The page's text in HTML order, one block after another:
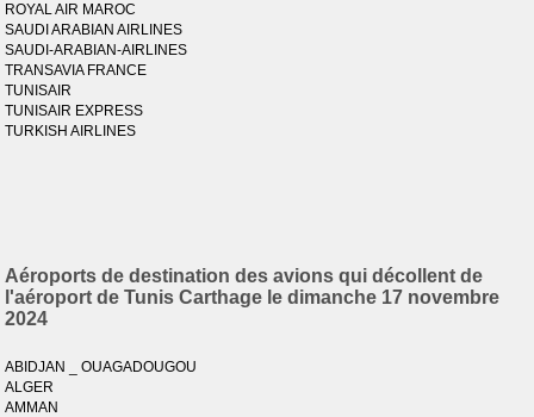
ROYAL AIR MAROC
SAUDI ARABIAN AIRLINES
SAUDI-ARABIAN-AIRLINES
TRANSAVIA FRANCE
TUNISAIR
TUNISAIR EXPRESS
TURKISH AIRLINES
Aéroports de destination des avions qui décollent de
l'aéroport de Tunis Carthage le dimanche 17 novembre
2024
ABIDJAN _ OUAGADOUGOU
ALGER
AMMAN